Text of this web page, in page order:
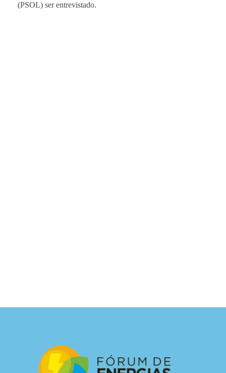
(PSOL) ser entrevistado.